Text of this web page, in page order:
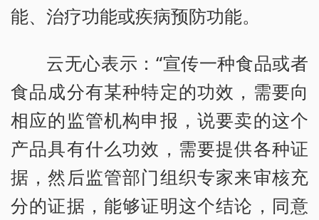
能、治疗功能或疾病预防功能。
云无心表示：“宣传一种食品或者
食品成分有某种特定的功效，需要向
相应的监管机构申报，说要卖的这个
产品具有什么功效，需要提供各种证
据，然后监管部门组织专家来审核充
分的证据，能够证明这个结论，同意